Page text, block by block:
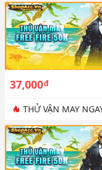
37,000đ
THỬ VẬN MAY